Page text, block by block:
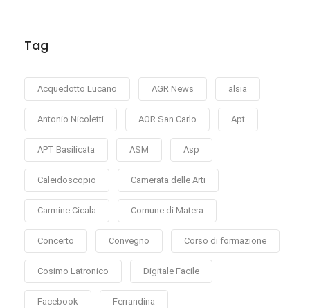
Tag
Acquedotto Lucano AGR News alsia
Antonio Nicoletti AOR San Carlo Apt
APT Basilicata ASM Asp
Caleidoscopio Camerata delle Arti
Carmine Cicala Comune di Matera
Concerto Convegno Corso di formazione
Cosimo Latronico Digitale Facile
Facebook Ferrandina